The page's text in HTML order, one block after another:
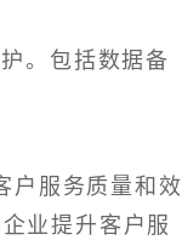
。包括数据备
户服务质量和效
业提升客户服